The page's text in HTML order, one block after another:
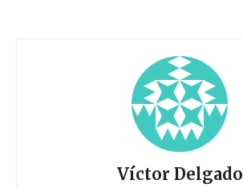
Víctor Delgado